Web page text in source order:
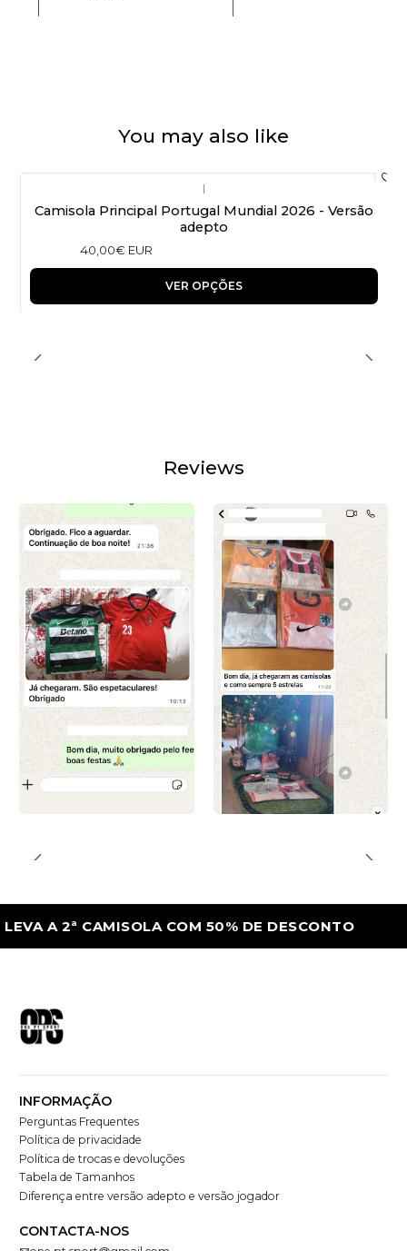
You may also like
|
Camisola Principal Portugal Mundial 2026 - Versão
adepto
40,00€ EUR
VER OPÇÕES
Reviews
2ª CAMISOLA COM 50% DE DESCONTO
INFORMAÇÃO
Perguntas Frequentes
Política de privacidade
Política de trocas e devoluções
Tabela de Tamanhos
Diferença entre versão adepto e versão jogador
CONTACTA-NOS